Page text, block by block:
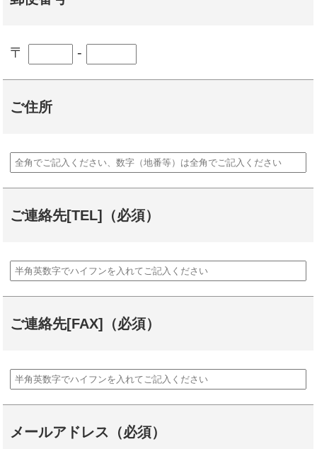
〒 -
ご住所
ご連絡先[TEL]（必須）
ご連絡先[FAX]（必須）
メールアドレス（必須）